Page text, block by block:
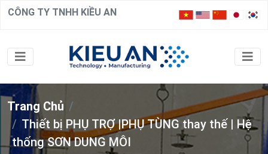
CÔNG TY TNHH KIỀU AN
Trang Chủ
Thiết bị PHỤ TRỢ |PHỤ TÙNG thay thế | Hệ
thống SƠN DUNG MÔI